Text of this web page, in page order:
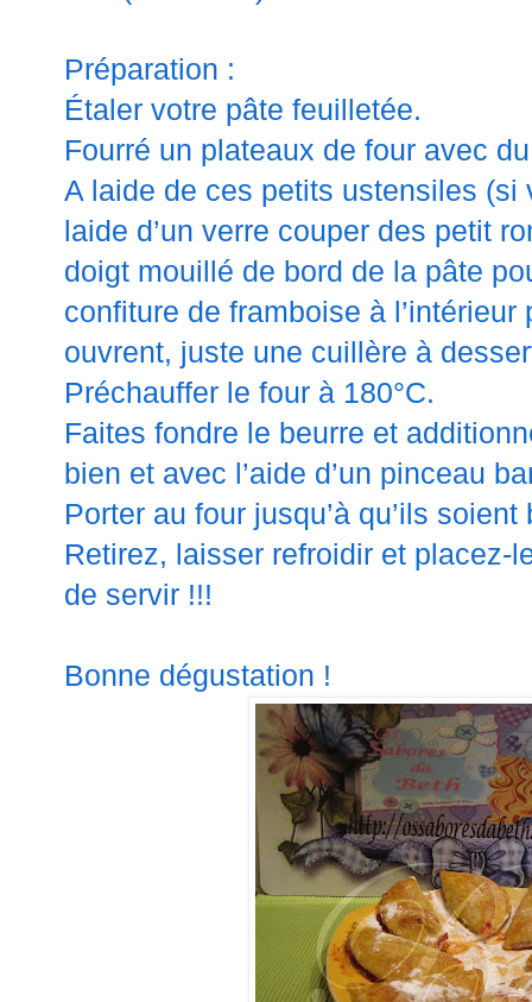
Préparation :
Étaler votre pâte feuilletée.
Fourré un plateaux de four avec
A laide de ces petits ustensiles (si
laide d’un verre couper des petit
doigt mouillé de bord de la pâte
confiture de framboise à
ouvrent, juste une cuillère à
Préchauffer le four à 180°C.
Faites fondre le beurre et
bien et avec l’aide d’un pinceau
Porter au four jusqu’à qu’ils soient
Retirez, laisser refroidir et placez-
de servir !!!
Bonne dégustation !